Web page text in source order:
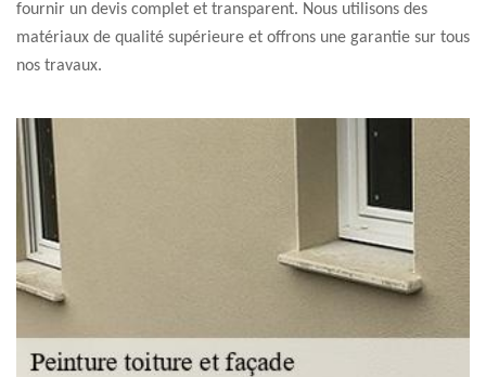
fournir un devis complet et transparent. Nous utilisons des
matériaux de qualité supérieure et offrons une garantie sur tous
nos travaux.